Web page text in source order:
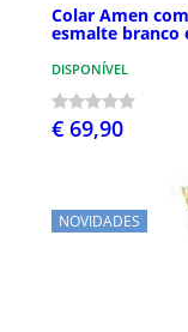
Colar Amen
esmalte branco
DISPONÍVEL
€ 69,90
NOVIDADES